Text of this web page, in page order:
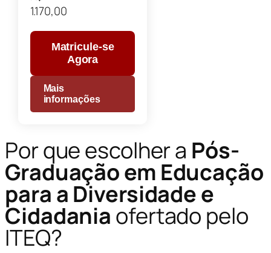
Matricule-se
Agora
Mais
informações
Por que escolher a Pós-
Graduação em Educação
para a Diversidade e
Cidadania ofertado pelo
ITEQ?